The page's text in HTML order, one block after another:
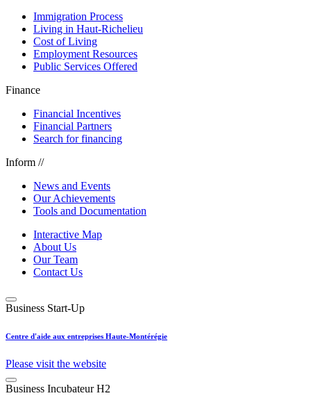
Immigration Process
Living in Haut-Richelieu
Cost of Living
Employment Resources
Public Services Offered
Finance
Financial Incentives
Financial Partners
Search for financing
Inform //
News and Events
Our Achievements
Tools and Documentation
Interactive Map
About Us
Our Team
Contact Us
Business Start-Up
Centre d'aide aux entreprises Haute-Montérégie
Please visit the website
Business Incubateur H2